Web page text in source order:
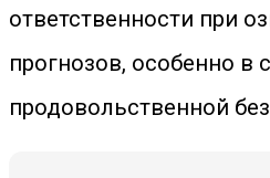
ответственности при
прогнозов, особенно в
продовольственной